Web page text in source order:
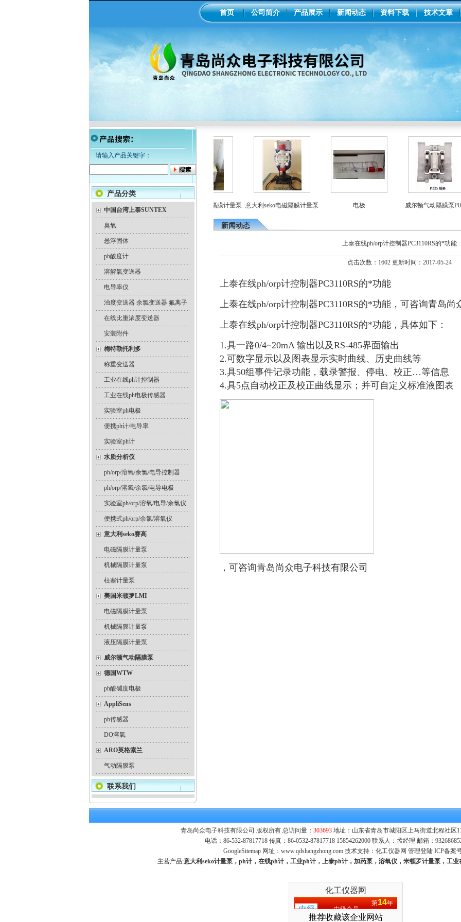
首页 公司简介 产品展示 新闻动态 资料下载 技术文章
请输入产品关键字：
产品分类
中国台湾上泰SUNTEX
臭氧
悬浮固体
ph酸度计
溶解氧变送器
电导率仪
浊度变送器 余氯变送器 氟离子
在线比重浓度变送器
安装附件
梅特勒托利多
称重变送器
工业在线ph计控制器
工业在线ph电极传感器
实验室ph电极
便携ph计/电导率
实验室ph计
水质分析仪
ph/orp/溶氧/余氯/电导控制器
ph/orp/溶氧/余氯/电导电极
实验室ph/orp/溶氧/电导/余氯仪
便携式ph/orp/余氯/溶氧仪
意大利seko赛高
电磁隔膜计量泵
机械隔膜计量泵
柱塞计量泵
美国米顿罗LMI
电磁隔膜计量泵
机械隔膜计量泵
液压隔膜计量泵
威尔顿气动隔膜泵
德国WTW
ph酸碱度电极
AppliSens
ph传感器
DO溶氧
ARO英格索兰
气动隔膜泵
联系我们
工业在线ph/orp计变送器 美国米顿罗机械隔膜计量泵 意大利seko电磁隔膜计量泵 电极 威尔顿气动隔膜泵P025
新闻动态
上泰在线ph/orp计控制器PC3110RS的*功能
点击次数：1602 更新时间：2017-05-24
上泰在线ph/orp计控制器PC3110RS的*功能
上泰在线ph/orp计控制器PC3110RS的*功能，可咨询青岛尚
上泰在线ph/orp计控制器PC3110RS的*功能，具体如下：
1.具一路0/4~20mA 输出以及RS-485界面输出
2.可数字显示以及图表显示实时曲线、历史曲线等
3.具50组事件记录功能，载录警报、停电、校正…等信息
4.具5点自动校正及校正曲线显示；并可自定义标准液图表
，可咨询青岛尚众电子科技有限公司
青岛尚众电子科技有限公司 版权所有 总访问量： 303693 地址：山东省青岛市城阳区上马街道北程社区
电话：86-532-87817718 传真：86-0532-87817718 15854262000 联系人：孟经理 邮箱：
GoogleSitemap网址： www.qdshangzhong.com技术支持： 化工仪器网 管理登陆ICP备案
主营产品:意大利seko计量泵，ph计，在线ph计，工业ph计，上泰ph计，加药泵，溶氧仪，米顿罗计量泵，工
化工仪器网
中级会员
第14年
推荐收藏该企业网站